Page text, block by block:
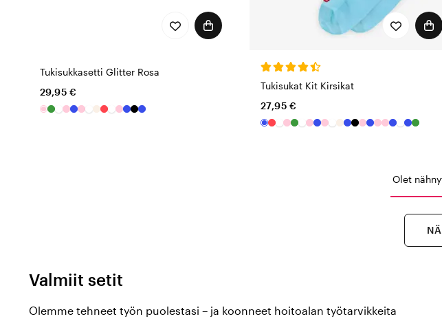
Tukisukkasetti Glitter Rosa
29,95 €
Tukisukat Kit Kirsikat
27,95 €
Olet
Valmiit setit
Olemme tehneet työn puolestasi – ja koonneet hoitoalan työtarvikkeita